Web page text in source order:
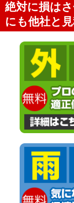
絶対に損は
にも他社と